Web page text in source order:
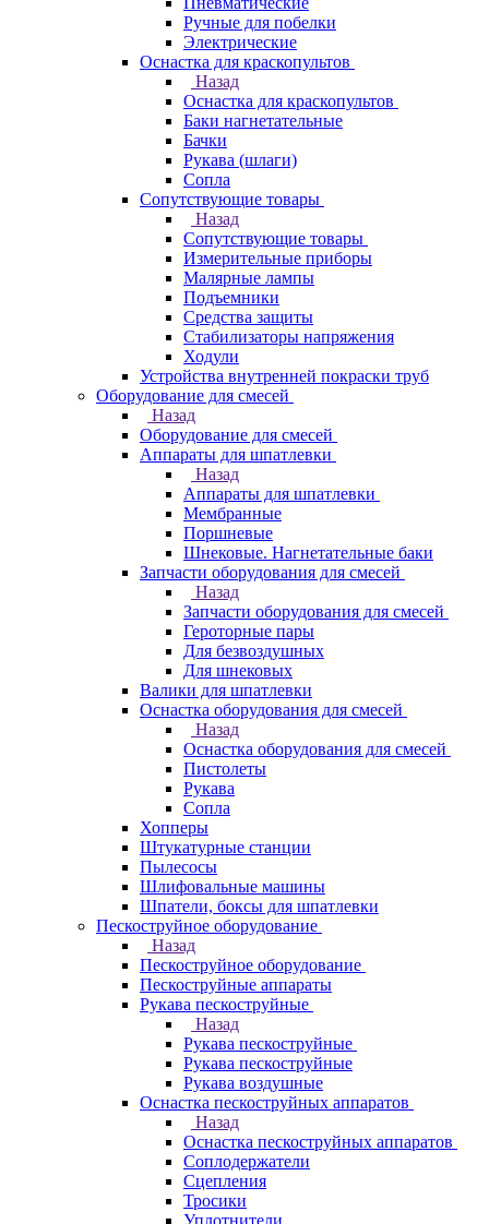
Ручные для побелки
Электрические
Оснастка для краскопультов
Назад
Оснастка для краскопультов
Баки нагнетательные
Бачки
Рукава (шлаги)
Сопла
Сопутствующие товары
Назад
Сопутствующие товары
Измерительные приборы
Малярные лампы
Подъемники
Средства защиты
Стабилизаторы напряжения
Ходули
Устройства внутренней покраски труб
Оборудование для смесей
Назад
Оборудование для смесей
Аппараты для шпатлевки
Назад
Аппараты для шпатлевки
Мембранные
Поршневые
Шнековые. Нагнетательные баки
Запчасти оборудования для смесей
Назад
Запчасти оборудования для смесей
Героторные пары
Для безвоздушных
Для шнековых
Валики для шпатлевки
Оснастка оборудования для смесей
Назад
Оснастка оборудования для смесей
Пистолеты
Рукава
Сопла
Хопперы
Штукатурные станции
Пылесосы
Шлифовальные машины
Шпатели, боксы для шпатлевки
Пескоструйное оборудование
Назад
Пескоструйное оборудование
Пескоструйные аппараты
Рукава пескоструйные
Назад
Рукава пескоструйные
Рукава пескоструйные
Рукава воздушные
Оснастка пескоструйных аппаратов
Назад
Оснастка пескоструйных аппаратов
Соплодержатели
Сцепления
Тросики
Уплотнители